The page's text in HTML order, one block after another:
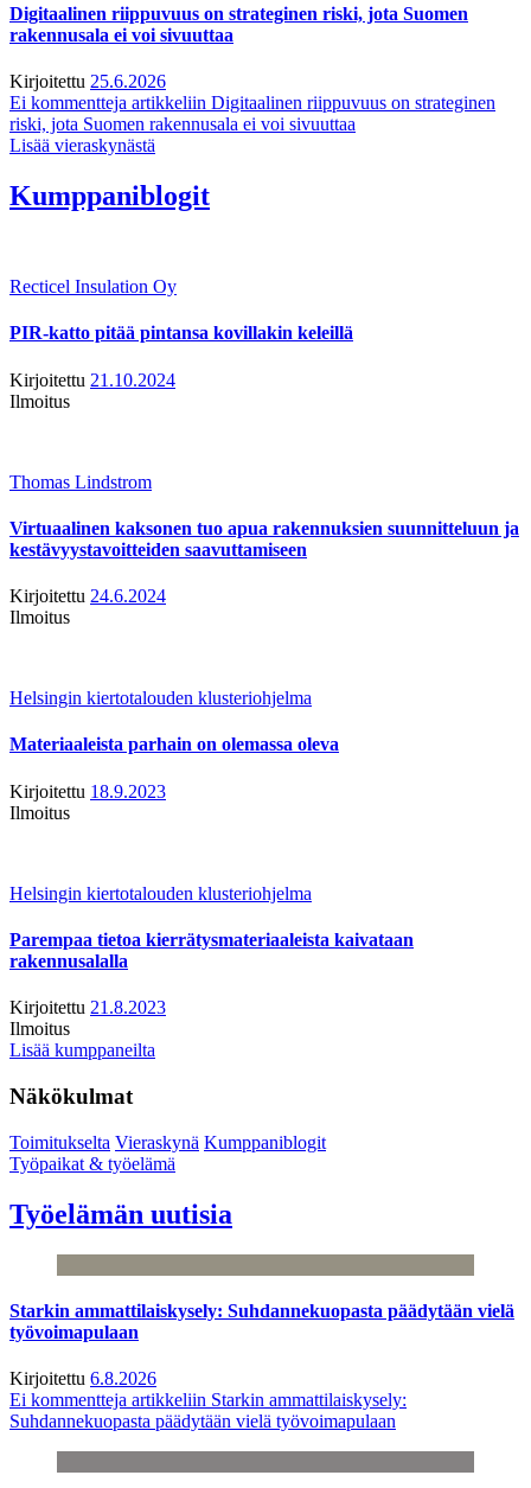
Digitaalinen riippuvuus on strateginen riski, jota Suomen
rakennusala ei voi sivuuttaa
Kirjoitettu 25.6.2026
Ei kommentteja artikkeliin Digitaalinen riippuvuus on strateginen
riski, jota Suomen rakennusala ei voi sivuuttaa
Lisää vieraskynästä
Kumppaniblogit
Recticel Insulation Oy
PIR-katto pitää pintansa kovillakin keleillä
Kirjoitettu 21.10.2024
Ilmoitus
Thomas Lindstrom
Virtuaalinen kaksonen tuo apua rakennuksien suunnitteluun ja
kestävyystavoitteiden saavuttamiseen
Kirjoitettu 24.6.2024
Ilmoitus
Helsingin kiertotalouden klusteriohjelma
Materiaaleista parhain on olemassa oleva
Kirjoitettu 18.9.2023
Ilmoitus
Helsingin kiertotalouden klusteriohjelma
Parempaa tietoa kierrätysmateriaaleista kaivataan
rakennusalalla
Kirjoitettu 21.8.2023
Ilmoitus
Lisää kumppaneilta
Näkökulmat
Toimitukselta Vieraskynä Kumppaniblogit
Työpaikat & työelämä
Työelämän uutisia
Starkin ammattilaiskysely: Suhdannekuopasta päädytään vielä
työvoimapulaan
Kirjoitettu 6.8.2026
Ei kommentteja artikkeliin Starkin ammattilaiskysely:
Suhdannekuopasta päädytään vielä työvoimapulaan